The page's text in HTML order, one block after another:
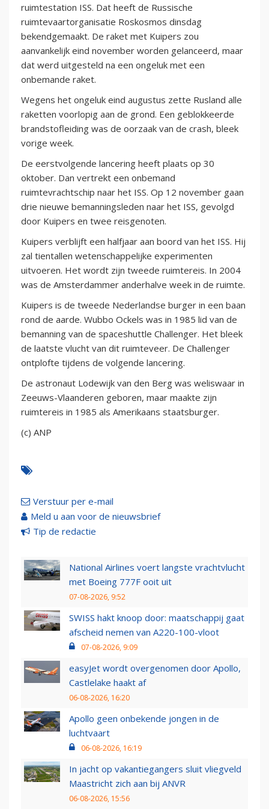
ruimtestation ISS. Dat heeft de Russische
ruimtevaartorganisatie Roskosmos dinsdag
bekendgemaakt. De raket met Kuipers zou
aanvankelijk eind november worden gelanceerd, maar
dat werd uitgesteld na een ongeluk met een
onbemande raket.
Wegens het ongeluk eind augustus zette Rusland alle
raketten voorlopig aan de grond. Een geblokkeerde
brandstofleiding was de oorzaak van de crash, bleek
vorige week.
De eerstvolgende lancering heeft plaats op 30
oktober. Dan vertrekt een onbemand
ruimtevrachtschip naar het ISS. Op 12 november gaan
drie nieuwe bemanningsleden naar het ISS, gevolgd
door Kuipers en twee reisgenoten.
Kuipers verblijft een halfjaar aan boord van het ISS. Hij
zal tientallen wetenschappelijke experimenten
uitvoeren. Het wordt zijn tweede ruimtereis. In 2004
was de Amsterdammer anderhalve week in de ruimte.
Kuipers is de tweede Nederlandse burger in een baan
rond de aarde. Wubbo Ockels was in 1985 lid van de
bemanning van de spaceshuttle Challenger. Het bleek
de laatste vlucht van dit ruimteveer. De Challenger
ontplofte tijdens de volgende lancering.
De astronaut Lodewijk van den Berg was weliswaar in
Zeeuws-Vlaanderen geboren, maar maakte zijn
ruimtereis in 1985 als Amerikaans staatsburger.
(c) ANP
Verstuur per e-mail
Meld u aan voor de nieuwsbrief
Tip de redactie
National Airlines voert langste vrachtvlucht
met Boeing 777F ooit uit
07-08-2026, 9:52
SWISS hakt knoop door: maatschappij gaat
afscheid nemen van A220-100-vloot
07-08-2026, 9:09
easyJet wordt overgenomen door Apollo,
Castlelake haakt af
06-08-2026, 16:20
Apollo geen onbekende jongen in de
luchtvaart
06-08-2026, 16:19
In jacht op vakantiegangers sluit vliegveld
Maastricht zich aan bij ANVR
06-08-2026, 15:56